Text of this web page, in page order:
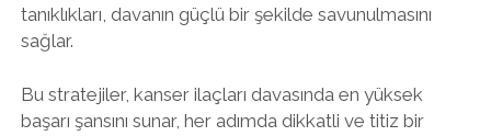
tanıklıkları, davanın güçlü bir şekilde savunulmasını
sağlar.
Bu stratejiler, kanser ilaçları davasında en yüksek
başarı şansını sunar, her adımda dikkatli ve titiz bir